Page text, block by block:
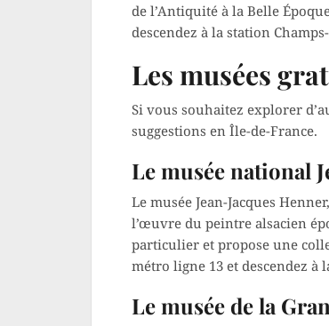
de l’Antiquité à la Belle
descendez à la station
Les musées
Si vous souhaitez explorer
suggestions en Île-de-France.
Le musée national
Le musée Jean-Jacques
l’œuvre du peintre alsacien
particulier et propose une
métro ligne 13 et descendez à
Le musée de la